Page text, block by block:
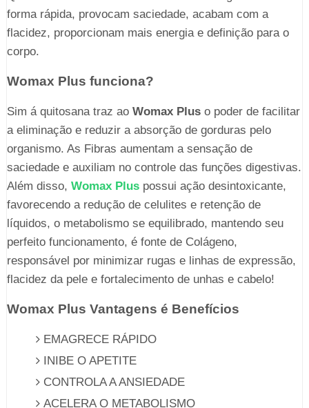
forma rápida, provocam saciedade, acabam com a
flacidez, proporcionam mais energia e definição para o
corpo.
Womax Plus funciona?
Sim á quitosana traz ao Womax Pluso poder de facilitar
a eliminação e reduzir a absorção de gorduras pelo
organismo. As Fibras aumentam a sensação de
saciedade e auxiliam no controle das funções digestivas.
Além disso, Womax Pluspossui ação desintoxicante,
favorecendo a redução de celulites e retenção de
líquidos, o metabolismo se equilibrado, mantendo seu
perfeito funcionamento, é fonte de Colágeno,
responsável por minimizar rugas e linhas de expressão,
flacidez da pele e fortalecimento de unhas e cabelo!
Womax Plus Vantagens é Benefícios
EMAGRECE RÁPIDO
INIBE O APETITE
CONTROLA A ANSIEDADE
ACELERA O METABOLISMO